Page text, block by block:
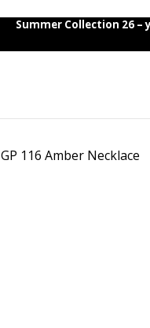
Summer Collection 26
GP 116 Amber Necklace